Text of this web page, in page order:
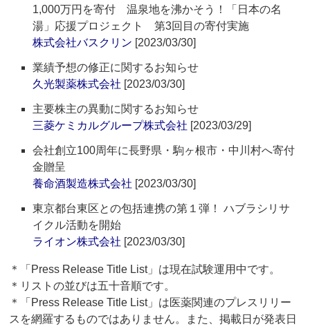
1,000万円を寄付 温泉地を沸かそう！「日本の名
湯」応援プロジェクト 第3回目の寄付実施
株式会社バスクリン [2023/03/30]
業績予想の修正に関するお知らせ
久光製薬株式会社 [2023/03/30]
主要株主の異動に関するお知らせ
三菱ケミカルグループ株式会社 [2023/03/29]
会社創立100周年に長野県・駒ヶ根市・中川村へ寄付
金贈呈
養命酒製造株式会社 [2023/03/30]
東京都台東区との包括連携の第１弾！ ハブラシリサ
イクル活動を開始
ライオン株式会社 [2023/03/30]
＊「Press Release Title List」は現在試験運用中です。
＊リストの並びは五十音順です。
＊「Press Release Title List」は医薬関連のプレスリリー
スを網羅するものではありません。また、掲載日が発表日